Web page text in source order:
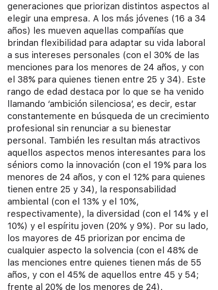
generaciones que priorizan distintos aspectos al
elegir una empresa. A los más jóvenes (16 a 34
años) les mueven aquellas compañías que
brindan flexibilidad para adaptar su vida laboral
a sus intereses personales (con el 30% de las
menciones para los menores de 24 años, y con
el 38% para quienes tienen entre 25 y 34). Este
rango de edad destaca por lo que se ha venido
llamando ‘ambición silenciosa’, es decir, estar
constantemente en búsqueda de un crecimiento
profesional sin renunciar a su bienestar
personal. También les resultan más atractivos
aquellos aspectos menos interesantes para los
séniors como la innovación (con el 19% para los
menores de 24 años, y con el 12% para quienes
tienen entre 25 y 34), la responsabilidad
ambiental (con el 13% y el 10%,
respectivamente), la diversidad (con el 14% y el
10%) y el espíritu joven (20% y 9%). Por su lado,
los mayores de 45 priorizan por encima de
cualquier aspecto la solvencia (con el 48% de
las menciones entre quienes tienen más de 55
años, y con el 45% de aquellos entre 45 y 54;
frente al 20% de los menores de 24).